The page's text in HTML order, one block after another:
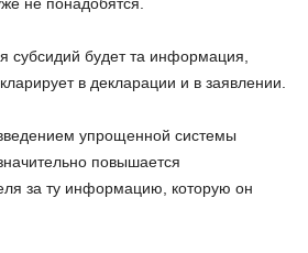
субсидий будет та информация,
в декларации и в заявлении.
упрощенной системы
повышается
за ту информацию, которую он